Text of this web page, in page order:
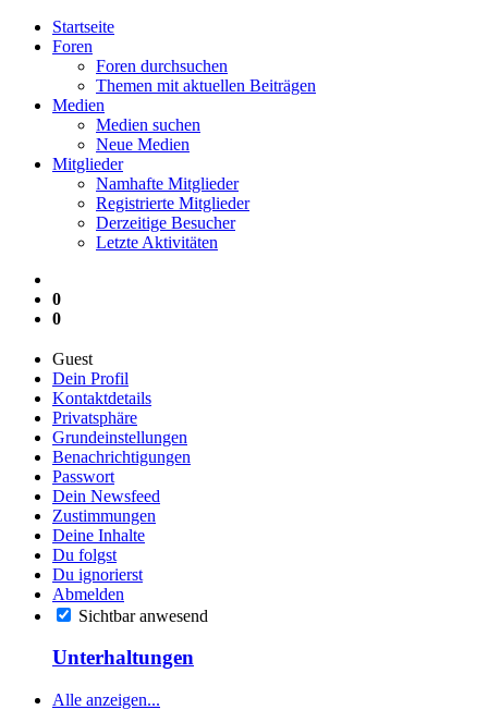
Startseite
Foren
Foren durchsuchen
Themen mit aktuellen Beiträgen
Medien
Medien suchen
Neue Medien
Mitglieder
Namhafte Mitglieder
Registrierte Mitglieder
Derzeitige Besucher
Letzte Aktivitäten
0
0
Guest
Dein Profil
Kontaktdetails
Privatsphäre
Grundeinstellungen
Benachrichtigungen
Passwort
Dein Newsfeed
Zustimmungen
Deine Inhalte
Du folgst
Du ignorierst
Abmelden
Sichtbar anwesend
Unterhaltungen
Alle anzeigen...